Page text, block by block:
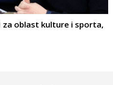
za oblast kulture i sporta,